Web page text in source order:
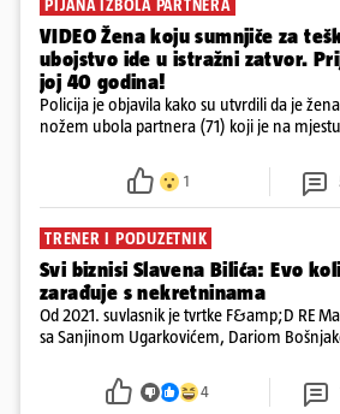
PIJANA IZBOLA PARTNERA
VIDEO Žena koju sumnjiče za
ubojstvo ide u istražni zatvor.
joj 40 godina!
Policija je objavila kako su utvrdili da je
nožem ubola partnera (71) koji je na mjestu
ispitali i poslali u istražni zatvor
1
TRENER I PODUZETNIK
Svi biznisi Slavena Bilića: Evo
zarađuje s nekretninama
Od 2021. suvlasnik je tvrtke F&amp;D RE
sa Sanjinom Ugarkovićem, Dariom
poslovanje nekretninama, a od osnutka
zaposlenih
4